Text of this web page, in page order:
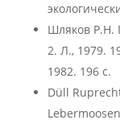
Шляков Р.Н.
2. Л., 1979.
1982. 196 с.
Düll